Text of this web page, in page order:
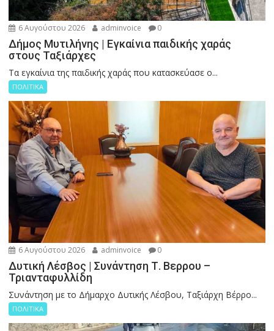
6 Αυγούστου 2026 adminvoice 0
Δήμος Μυτιλήνης | Εγκαίνια παιδικής χαράς
στους Ταξιάρχες
Tα εγκαίνια της παιδικής χαράς που κατασκεύασε ο...
ΠΟΛΙΤΙΚΑ
6 Αυγούστου 2026 adminvoice 0
Δυτική Λέσβος | Συνάντηση Τ. Βερρου –
Τριανταφυλλίδη
Συνάντηση με το Δήμαρχο Δυτικής Λέσβου, Ταξιάρχη Βέρρο...
ΠΟΛΙΤΙΚΑ